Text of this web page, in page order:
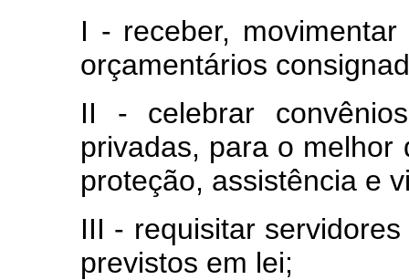
I - receber,
orçamentários
II - celebrar
privadas, para o melhor
proteção, assistência e
III - requisitar
previstos em lei;